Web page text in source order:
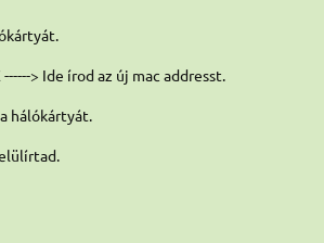
> Ide írod az új mac addresst.
hálókártyát.